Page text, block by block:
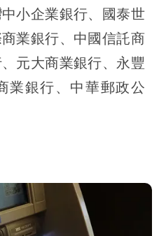
小企業銀行、國泰世
業銀行、中國信託商
元大商業銀行、永豐
業銀行、中華郵政公